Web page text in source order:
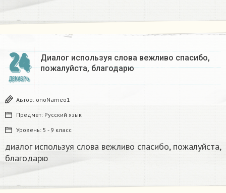
24
ДЕКАБРЬ
Диалог используя слова вежливо спасибо,
пожалуйста, благодарю
Автор: onoNameo1
Предмет: Русский язык
Уровень: 5 - 9 класс
диалог используя слова вежливо спасибо, пожалуйста,
благодарю